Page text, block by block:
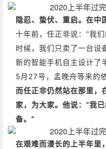
隐忍、蛰伏、重启。在中
十年前，任正非说：“我
时候，我们只卖了一台设
新的智能手机自主设计了
5月27号，孟晚舟等来的
而任正非仍然站在那里，
家，为大家。 他说：“我
备。”
在艰难而漫长的上半年里